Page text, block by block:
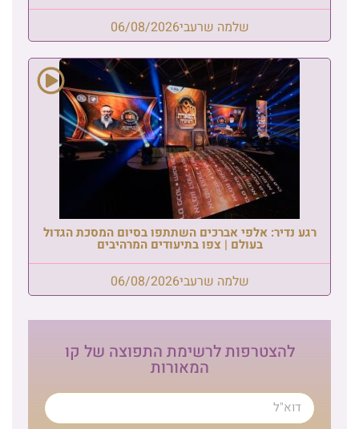
שלמה שרעבי06/08/2026
רגע נדיר: אלפי אברכים השתתפו בסיום המסכת הגדול
בעולם | צפו בתיעודים המרהיבים
שלמה שרעבי06/08/2026
להצטרפות לרשימת התפוצה של קו
המאורות